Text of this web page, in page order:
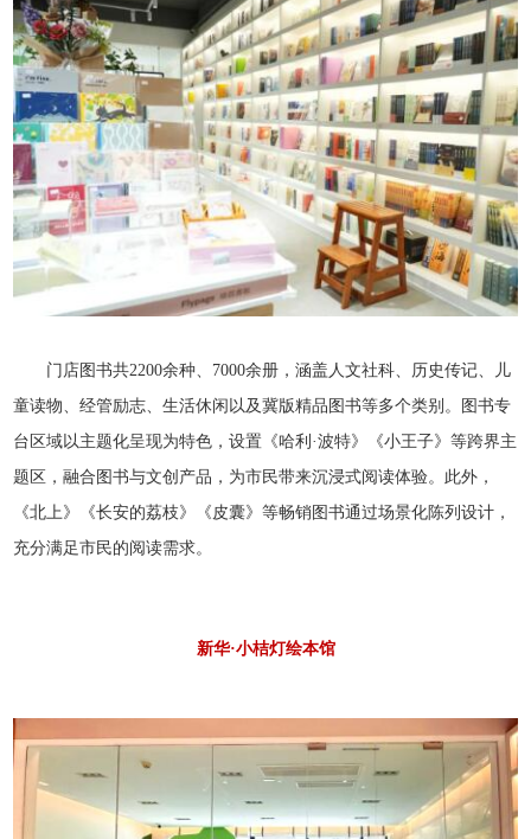
门店图书共2200余种、7000余册，涵盖人文社科、历史传记、儿
童读物、经管励志、生活休闲以及冀版精品图书等多个类别。图书专
台区域以主题化呈现为特色，设置《哈利·波特》《小王子》等跨界主
题区，融合图书与文创产品，为市民带来沉浸式阅读体验。此外，
《北上》《长安的荔枝》《皮囊》等畅销图书通过场景化陈列设计，
充分满足市民的阅读需求。
新华·小桔灯绘本馆